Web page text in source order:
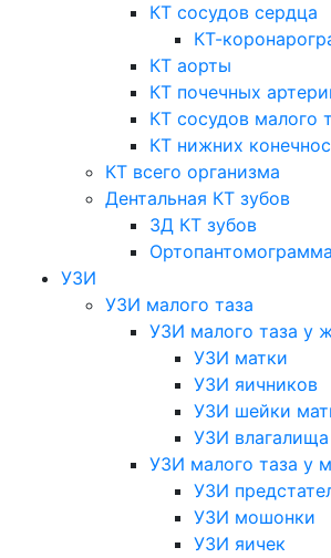
КТ сосудов сердца
КТ-
КТ аорты
КТ почечных
КТ сосудов малого
КТ нижних
КТ всего организма
Дентальная КТ зубов
3Д КТ зубов
Ортопантомограмма
УЗИ
УЗИ малого таза
УЗИ малого таза у
УЗИ матки
УЗИ яичников
УЗИ шейки
УЗИ влагалища
УЗИ малого таза у
УЗИ
УЗИ мошонки
УЗИ яичек